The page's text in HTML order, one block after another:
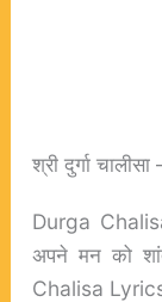
श्री दुर्गा
Durga
अपने मन को
Chalisa